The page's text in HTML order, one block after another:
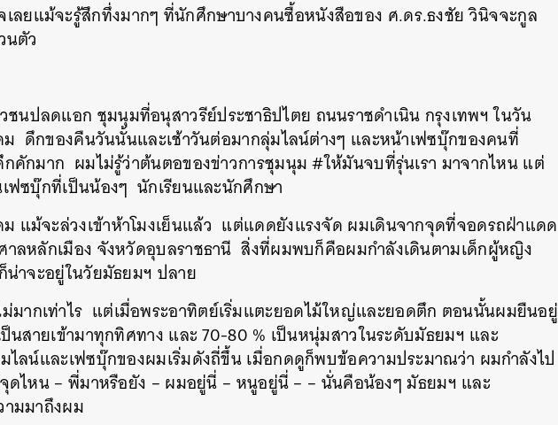
ลยแม้จะรู้สึกทึ่งมากๆ ที่นักศึกษาบางคนซื้อหนังสือของ ศ.ดร.ธงชัย วินิจจะกูล
นตัว
ชนปลดแอก ชุมนุมที่อนุสาวรีย์ประชาธิปไตย ถนนราชดำเนินกรุงเทพฯ ในวัน
ดึกของคืนวันนั้นและเช้าวันต่อมากลุ่มไลน์ต่างๆ และหน้าเฟซบุ๊กของคนที่
คักมาก ผมไม่รู้ว่าต้นตอของข่าวการชุมนุม#ให้มันจบที่รุ่นเรา มาจากไหนแต่
ฟซบุ๊กที่เป็นน้องๆ นักเรียนและนักศึกษา
แม้จะล่วงเข้าห้าโมงเย็นแล้ว แต่แดดยังแรงจัด ผมเดินจากจุดที่จอดรถฝ่าแดด
ลหลักเมือง จังหวัดอุบลราชธานี สิ่งที่ผมพบก็คือผมกำลังเดินตามเด็กผู้หญิง
าจะอยู่ในวัยมัธยมฯ ปลาย
มากเท่าไร แต่เมื่อพระอาทิตย์เริ่มแตะยอดไม้ใหญ่และยอดตึก ตอนนั้นผมยืนอยู่
นสายเข้ามาทุกทิศทาง และ70-80 % เป็นหนุ่มสาวในระดับมัธยมฯ และ
ไลน์และเฟซบุ๊กของผมเริ่มดังถี่ขึ้นเมื่อกดดูก็พบข้อความประมาณว่า ผมกำลังไป
ดไหน– พี่มาหรือยัง – ผมอยู่นี่ – หนูอยู่นี่– – นั่นคือน้องๆมัธยมฯ และ
มมาถึงผม